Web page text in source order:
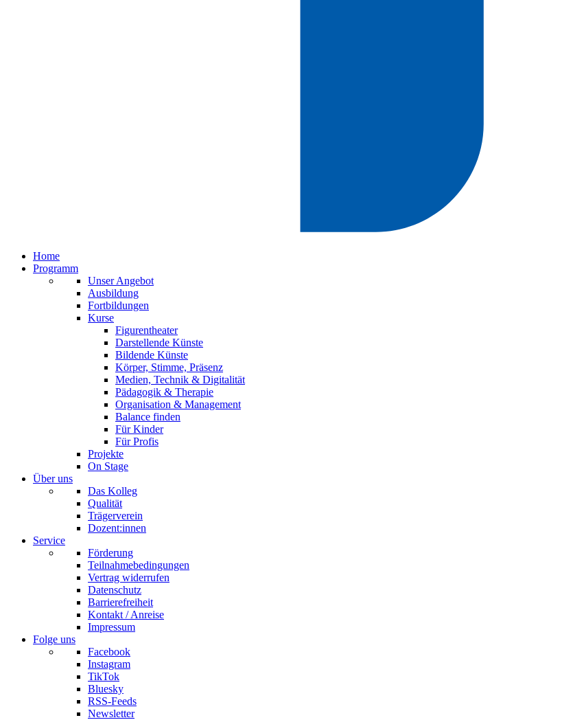
Home
Programm
Unser Angebot
Ausbildung
Fortbildungen
Kurse
Figurentheater
Darstellende Künste
Bildende Künste
Körper, Stimme, Präsenz
Medien, Technik & Digitalität
Pädagogik & Therapie
Organisation & Management
Balance finden
Für Kinder
Für Profis
Projekte
On Stage
Über uns
Das Kolleg
Qualität
Trägerverein
Dozent:innen
Service
Förderung
Teilnahmebedingungen
Vertrag widerrufen
Datenschutz
Barrierefreiheit
Kontakt / Anreise
Impressum
Folge uns
Facebook
Instagram
TikTok
Bluesky
RSS-Feeds
Newsletter